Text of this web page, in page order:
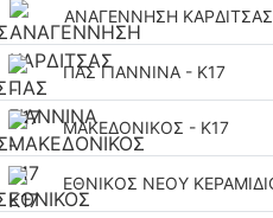
ΑΝΑΓΕΝΝΗΣΗ
ΠΑΣ ΓΙΑΝΝΙΝΑ - K17
ΜΑΚΕΔΟΝΙΚΟΣ - K17
ΕΘΝΙΚΟΣ ΝΕΟΥ